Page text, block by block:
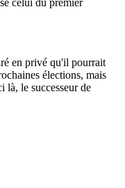
celui du premier
en privé qu'il pourrait
élections, mais
là, le successeur de